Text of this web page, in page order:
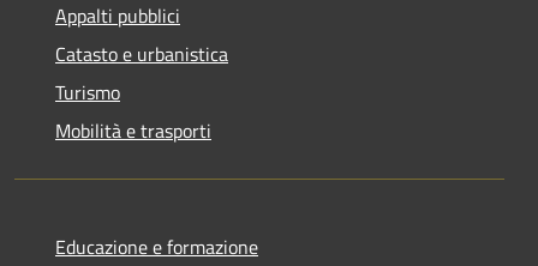
Appalti pubblici
Catasto e urbanistica
Turismo
Mobilità e trasporti
Educazione e formazione